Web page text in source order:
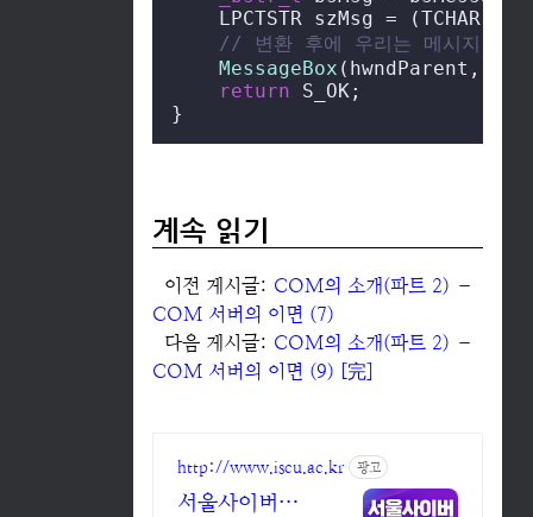
LPCTSTR szMsg = (TCHAR
// 변환 후에 우리는 메시지 박
MessageBox (hwndParent,
return S_OK;
}
계속 읽기
이전 게시글: COM의 소개(파트 2) –
COM 서버의 이면 (7)
다음 게시글: COM의 소개(파트 2) –
COM 서버의 이면 (9) [完]
http://www.iscu.ac.kr 광고
서울사이버대